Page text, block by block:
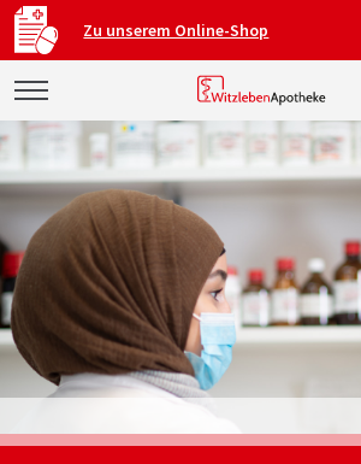
Zu unserem Online-Shop